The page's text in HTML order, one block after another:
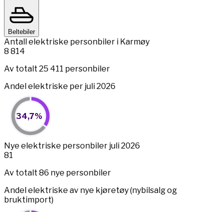
Beltebiler
Antall elektriske personbiler i Karmøy
8 814
Av totalt 25 411 personbiler
Andel elektriske per juli 2026
34,7%
Pie chart with 2 slices.
View as data table, 34,7%
34,7%
End of interactive chart.
Nye elektriske personbiler juli 2026
81
Av totalt 86 nye personbiler
Andel elektriske av nye kjøretøy (nybilsalg og
bruktimport)